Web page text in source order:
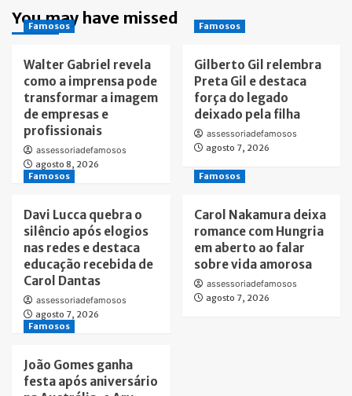
You may have missed
Famosos
Walter Gabriel revela
como a imprensa pode
transformar a imagem
de empresas e
profissionais
assessoriadefamosos
agosto 8, 2026
Famosos
Gilberto Gil relembra
Preta Gil e destaca
força do legado
deixado pela filha
assessoriadefamosos
agosto 7, 2026
Famosos
Davi Lucca quebra o
silêncio após elogios
nas redes e destaca
educação recebida de
Carol Dantas
assessoriadefamosos
agosto 7, 2026
Famosos
Carol Nakamura deixa
romance com Hungria
em aberto ao falar
sobre vida amorosa
assessoriadefamosos
agosto 7, 2026
Famosos
João Gomes ganha
festa após aniversário